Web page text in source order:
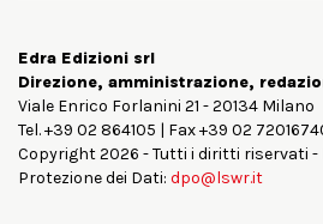
Edra Edizioni srl
Direzione, amministrazione,
Viale Enrico Forlanini 21 - 20134 Milano
Tel. +39 02 864105 | Fax +39 02
Copyright 2026 - Tutti i diritti riservati -
Protezione dei Dati: dpo@lswr.it